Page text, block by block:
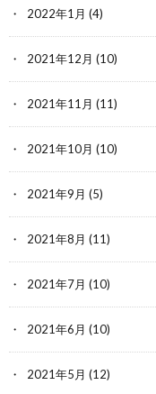
2022年1月 (4)
2021年12月 (10)
2021年11月 (11)
2021年10月 (10)
2021年9月 (5)
2021年8月 (11)
2021年7月 (10)
2021年6月 (10)
2021年5月 (12)